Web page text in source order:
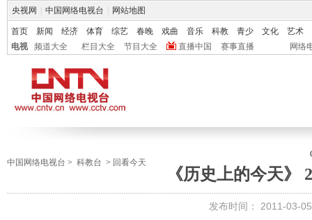
央视网 中国网络电视台 网站地图
首页 新闻 经济 体育 综艺 春晚 戏曲 音乐 科教 青少 文化
艺术
电视
频道大全 栏目大全 节目大全 直播中国 赛事直播 网络
中国网络电视台 > 科教台 > 回看今天
《历史上的今天》
发布时间： 2011-03-